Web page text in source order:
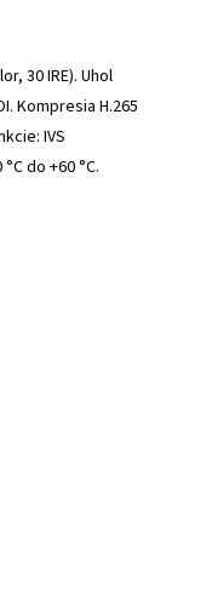
30 IRE). Uhol
Kompresia H.265
IVS
do +60 °C.